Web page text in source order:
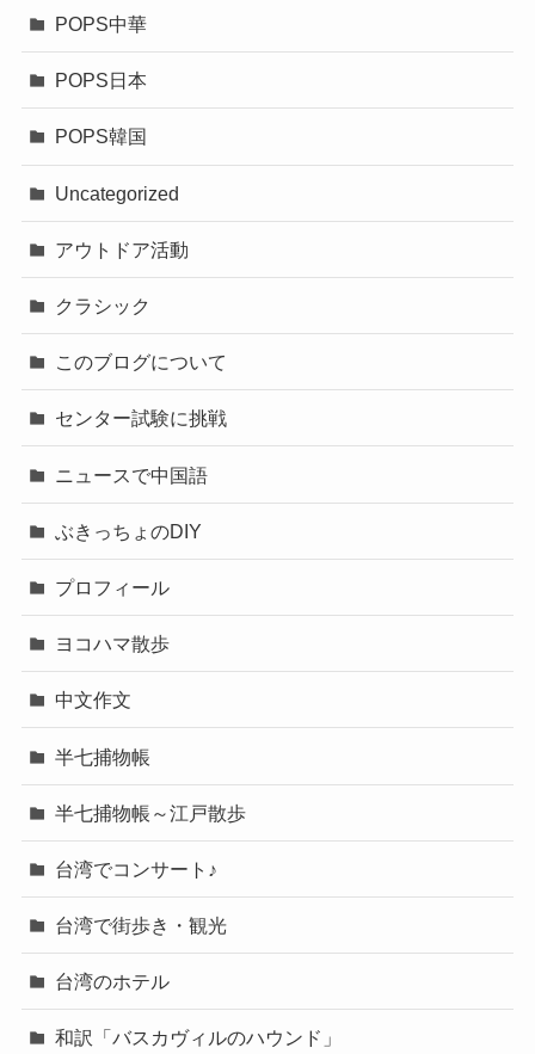
POPS中華
POPS日本
POPS韓国
Uncategorized
アウトドア活動
クラシック
このブログについて
センター試験に挑戦
ニュースで中国語
ぶきっちょのDIY
プロフィール
ヨコハマ散歩
中文作文
半七捕物帳
半七捕物帳～江戸散歩
台湾でコンサート♪
台湾で街歩き・観光
台湾のホテル
和訳「バスカヴィルのハウンド」